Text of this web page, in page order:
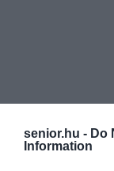
senior.hu - Do
Information